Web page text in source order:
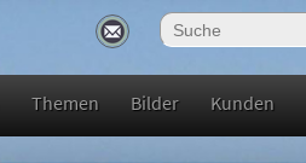
Themen Bilder Kunden